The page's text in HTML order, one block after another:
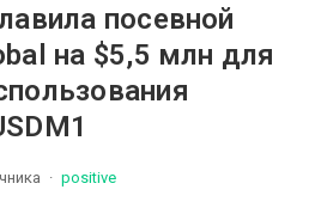
посевной
на $5,5 млн для
positive